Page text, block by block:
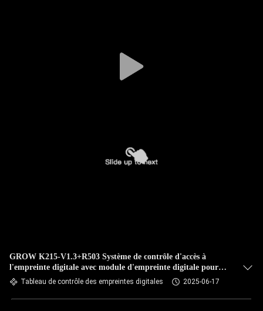
GROW K215-V1.3+R503 Système de contrôle d'accès à
l'empreinte digitale avec module d'empreinte digitale pour
voiture
Tableau de contrôle des empreintes digitales 2025-06-17